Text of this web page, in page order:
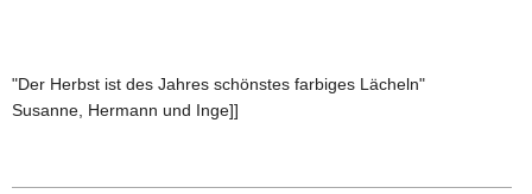
"Der Herbst ist des Jahres schönstes farbiges Lächeln"
Susanne, Hermann und Inge]]